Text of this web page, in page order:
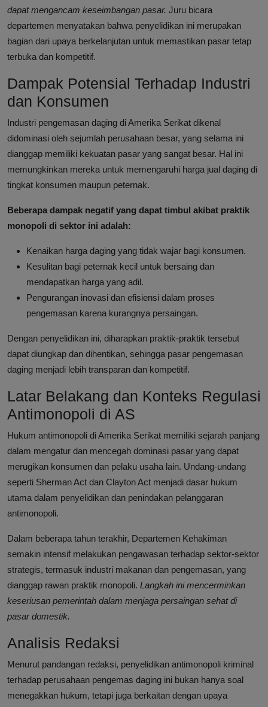
dapat mengancam keseimbangan pasar. Juru bicara
departemen menyatakan bahwa penyelidikan ini merupakan
bagian dari upaya berkelanjutan untuk memastikan pasar tetap
terbuka dan kompetitif.
Dampak Potensial Terhadap Industri
dan Konsumen
Industri pengemasan daging di Amerika Serikat dikenal
didominasi oleh sejumlah perusahaan besar, yang selama ini
dianggap memiliki kekuatan pasar yang sangat besar. Hal ini
memungkinkan mereka untuk memengaruhi harga jual daging di
tingkat konsumen maupun peternak.
Beberapa dampak negatif yang dapat timbul akibat praktik
monopoli di sektor ini adalah:
Kenaikan harga daging yang tidak wajar bagi konsumen.
Kesulitan bagi peternak kecil untuk bersaing dan
mendapatkan harga yang adil.
Pengurangan inovasi dan efisiensi dalam proses
pengemasan karena kurangnya persaingan.
Dengan penyelidikan ini, diharapkan praktik-praktik tersebut
dapat diungkap dan dihentikan, sehingga pasar pengemasan
daging menjadi lebih transparan dan kompetitif.
Latar Belakang dan Konteks Regulasi
Antimonopoli di AS
Hukum antimonopoli di Amerika Serikat memiliki sejarah panjang
dalam mengatur dan mencegah dominasi pasar yang dapat
merugikan konsumen dan pelaku usaha lain. Undang-undang
seperti Sherman Act dan Clayton Act menjadi dasar hukum
utama dalam penyelidikan dan penindakan pelanggaran
antimonopoli.
Dalam beberapa tahun terakhir, Departemen Kehakiman
semakin intensif melakukan pengawasan terhadap sektor-sektor
strategis, termasuk industri makanan dan pengemasan, yang
dianggap rawan praktik monopoli. Langkah ini mencerminkan
keseriusan pemerintah dalam menjaga persaingan sehat di
pasar domestik.
Analisis Redaksi
Menurut pandangan redaksi, penyelidikan antimonopoli kriminal
terhadap perusahaan pengemas daging ini bukan hanya soal
menegakkan hukum, tetapi juga berkaitan dengan upaya